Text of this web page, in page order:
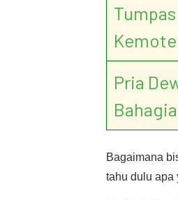
Tumpas
Pria
Bagaimana
tahu dulu apa